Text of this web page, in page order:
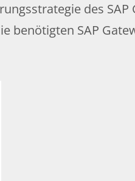
des
SAP